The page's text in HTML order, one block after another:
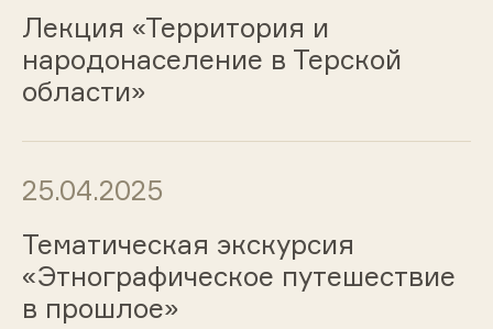
Лекция «Территория и
народонаселение в Терской
области»
25.04.2025
Тематическая экскурсия
«Этнографическое путешествие
в прошлое»